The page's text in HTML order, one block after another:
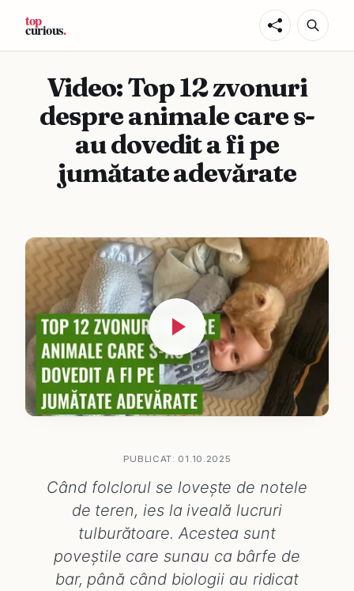
Video: Top 12 zvonuri
despre animale care s-
au dovedit a fi pe
jumătate adevărate
PUBLICAT: 01.10.2025
Când folclorul se lovește de notele
de teren, ies la iveală lucruri
tulburătoare. Acestea sunt
poveștile care sunau ca bârfe de
bar, până când biologii au ridicat